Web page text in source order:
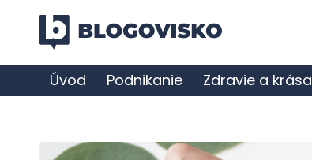
Úvod Podnikanie Zdravie a krása